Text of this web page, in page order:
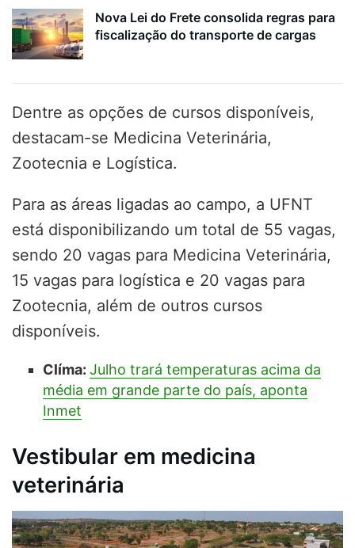
Nova Lei do Frete consolida regras para
fiscalização do transporte de cargas
Dentre as opções de cursos disponíveis,
destacam-se Medicina Veterinária,
Zootecnia e Logística.
Para as áreas ligadas ao campo, a UFNT
está disponibilizando um total de 55 vagas,
sendo 20 vagas para Medicina Veterinária,
15 vagas para logística e 20 vagas para
Zootecnia, além de outros cursos
disponíveis.
Clíma: Julho trará temperaturas acima da
média em grande parte do país, aponta
Inmet
Vestibular em medicina
veterinária